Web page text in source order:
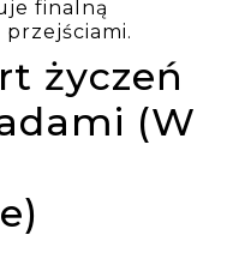
finalną
życzeń
(W